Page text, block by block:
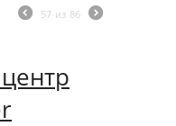
57 из 86